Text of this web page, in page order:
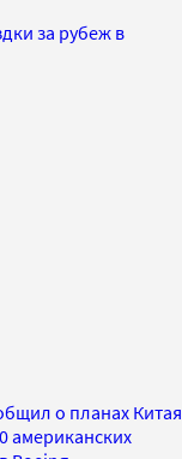
за рубеж в
о планах Китая
американских